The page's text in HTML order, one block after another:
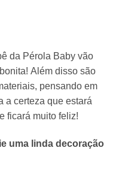
da Pérola Baby vão
Além disso são
pensando em
a certeza que estará
ficará muito feliz!
uma linda decoração